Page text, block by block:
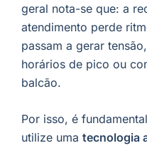
geral nota-se que: a
atendimento perde
passam a gerar
horários de pico ou
balcão.
Por isso, é
utilize uma tecnologia